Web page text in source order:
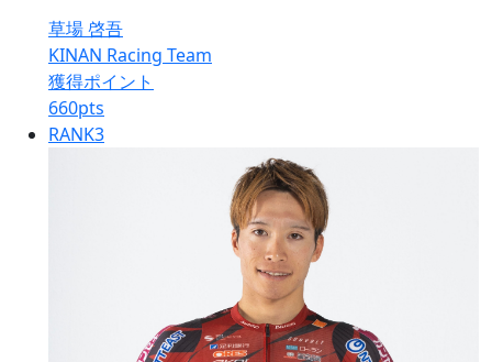
草場 啓吾
KINAN Racing Team
獲得ポイント
660pts
RANK3